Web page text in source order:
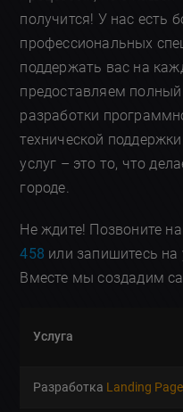
получится! У нас есть
профессиональных
поддержать вас на
предоставляем полный
разработки
технической
услуг – это то, что
городе.
Не ждите! Позвоните
458 или запишитесь на
Вместе мы создадим
Услуга
Разработка Landing Page